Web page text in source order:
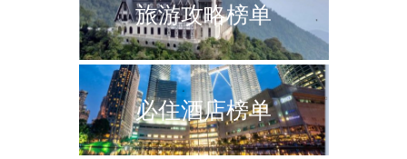
旅游攻略榜单
必住酒店榜单